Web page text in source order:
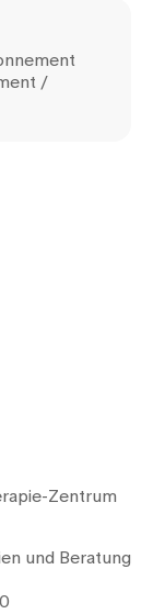
/
Zentrum
und Beratung